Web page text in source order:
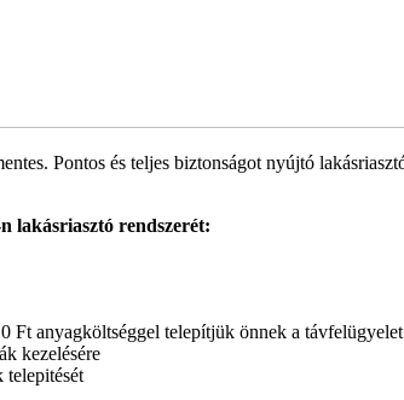
Pontos és teljes biztonságot nyújtó
lakásriasztó rendszerét:
Ft anyagköltséggel telepítjük önnek a
kezelésére
telepitését